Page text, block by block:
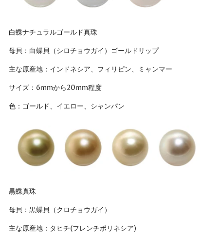
白蝶ナチュラルゴールド真珠
母貝：白蝶貝（シロチョウガイ）ゴールドリップ
主な原産地：インドネシア、フィリピン、ミャンマー
サイズ：6mmから20mm程度
色：ゴールド、イエロー、シャンパン
黒蝶真珠
母貝：黒蝶貝（クロチョウガイ）
主な原産地：タヒチ(フレンチポリネシア)